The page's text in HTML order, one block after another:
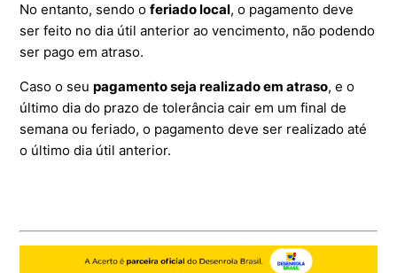
No entanto, sendo oferiado local, o pagamento deve
ser feito no dia útil anterior ao vencimento, não podendo
ser pago em atraso.
Caso o seupagamento seja realizado em atraso, e o
último dia do prazo de tolerância cair em um final de
semana ou feriado, o pagamento deve ser realizado até
o último dia útil anterior.